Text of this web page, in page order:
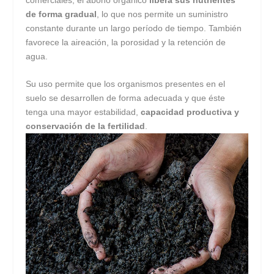
de forma gradual , lo que nos permite un suministro
constante durante un largo período de tiempo. También
favorece la aireación, la porosidad y la retención de
agua.
Su uso permite que los organismos presentes en el
suelo se desarrollen de forma adecuada y que éste
tenga una mayor estabilidad,capacidad productiva y
conservación de la fertilidad.